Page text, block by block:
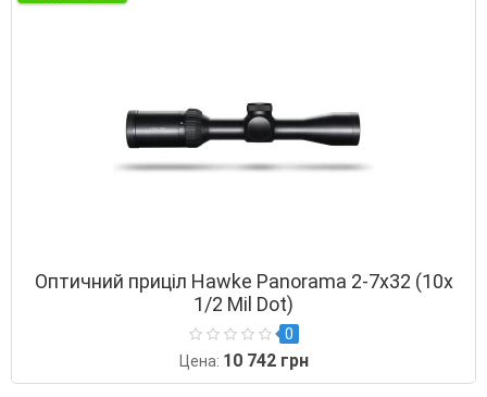
Оптичний приціл Hawke Panorama 2-7х32 (10х
1/2 Mil Dot)
0
Цена: 10 742 грн